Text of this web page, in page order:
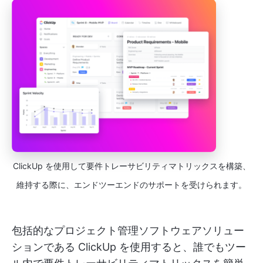
ClickUp を使用して要件トレーサビリティマトリックスを構築、
維持する際に、エンドツーエンドのサポートを受けられます。
包括的なプロジェクト管理ソフトウェアソリュー
ションである ClickUp を使用すると、誰でもツー